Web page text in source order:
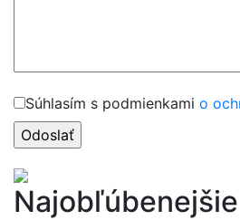
Súhlasím s podmienkami o